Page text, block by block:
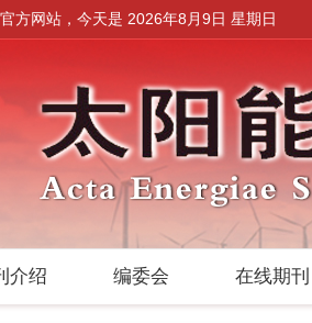
方网站，今天是 2026年8月9日 星期日
介绍 编委会 在线期